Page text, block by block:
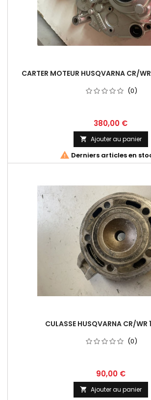
CARTER MOTEUR HUSQVARNA CR/
(0)
380,00 €
 Ajouter au panier
 Derniers articles en
CULASSE HUSQVARNA CR/WR
(0)
90,00 €
 Ajouter au panier